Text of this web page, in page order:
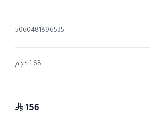
5060481896535
1.68 كجم
156